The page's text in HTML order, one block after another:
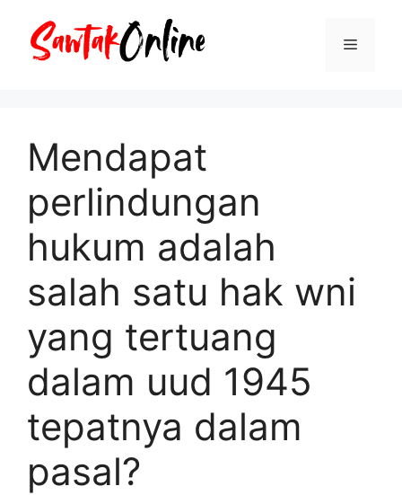
Menu
Mendapat
perlindungan
hukum adalah
salah satu hak wni
yang tertuang
dalam uud 1945
tepatnya dalam
pasal?